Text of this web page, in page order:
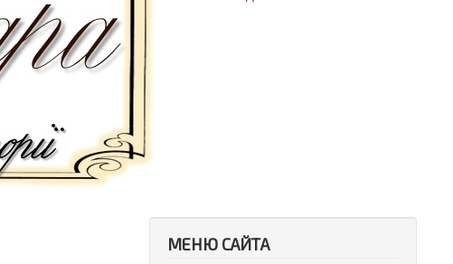
МЕНЮ САЙТА